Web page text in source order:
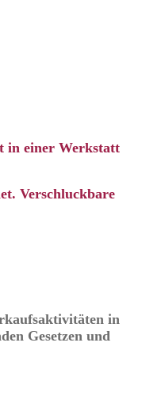
in einer Werkstatt
Verschluckbare
in
Gesetzen und